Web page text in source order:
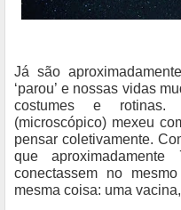
Já são
‘parou’ e nossas vidas
costumes e
(microscópico) mexeu
pensar coletivamente.
que
conectassem no
mesma coisa: uma